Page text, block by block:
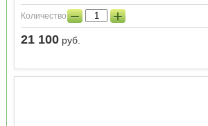
Количество:− +
21 100 руб.